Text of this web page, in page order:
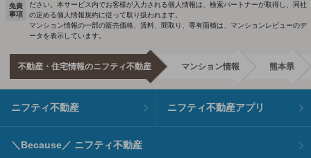
免責
事項
ださい。本サービス内でお客様が入力される個人情報は、検索パートナーが取得し、同社
の定める個人情報規約に従って取り扱われます。
マンション情報の一部の販売価格、賃料、間取り、専有面積は、マンションレビューのデ
ータを表示しています。
不動産・住宅情報のニフティ不動産 マンション情報 熊本県
ニフティ不動産 ニフティ不動産アプリ
＼Because／ ニフティ不動産